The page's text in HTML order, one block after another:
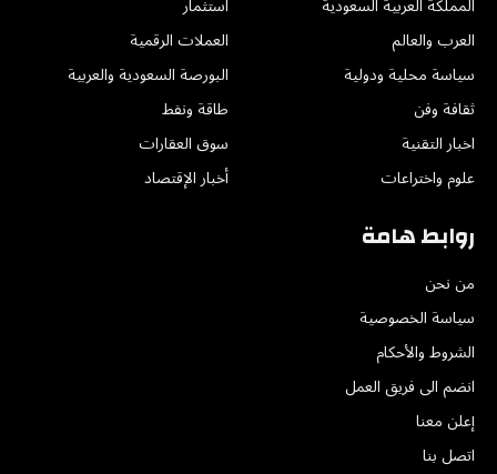
العرب والعالم
سياسة محلية ودولية
ثقافة وفن
اخبار التقنية
علوم واختراعات
العملات الرقمية
البورصة السعودية والعربية
طاقة ونفط
سوق العقارات
أخبار الإقتصاد
روابط هامة
من نحن
سياسة الخصوصية
الشروط والأحكام
انضم الى فريق العمل
إعلن معنا
اتصل بنا